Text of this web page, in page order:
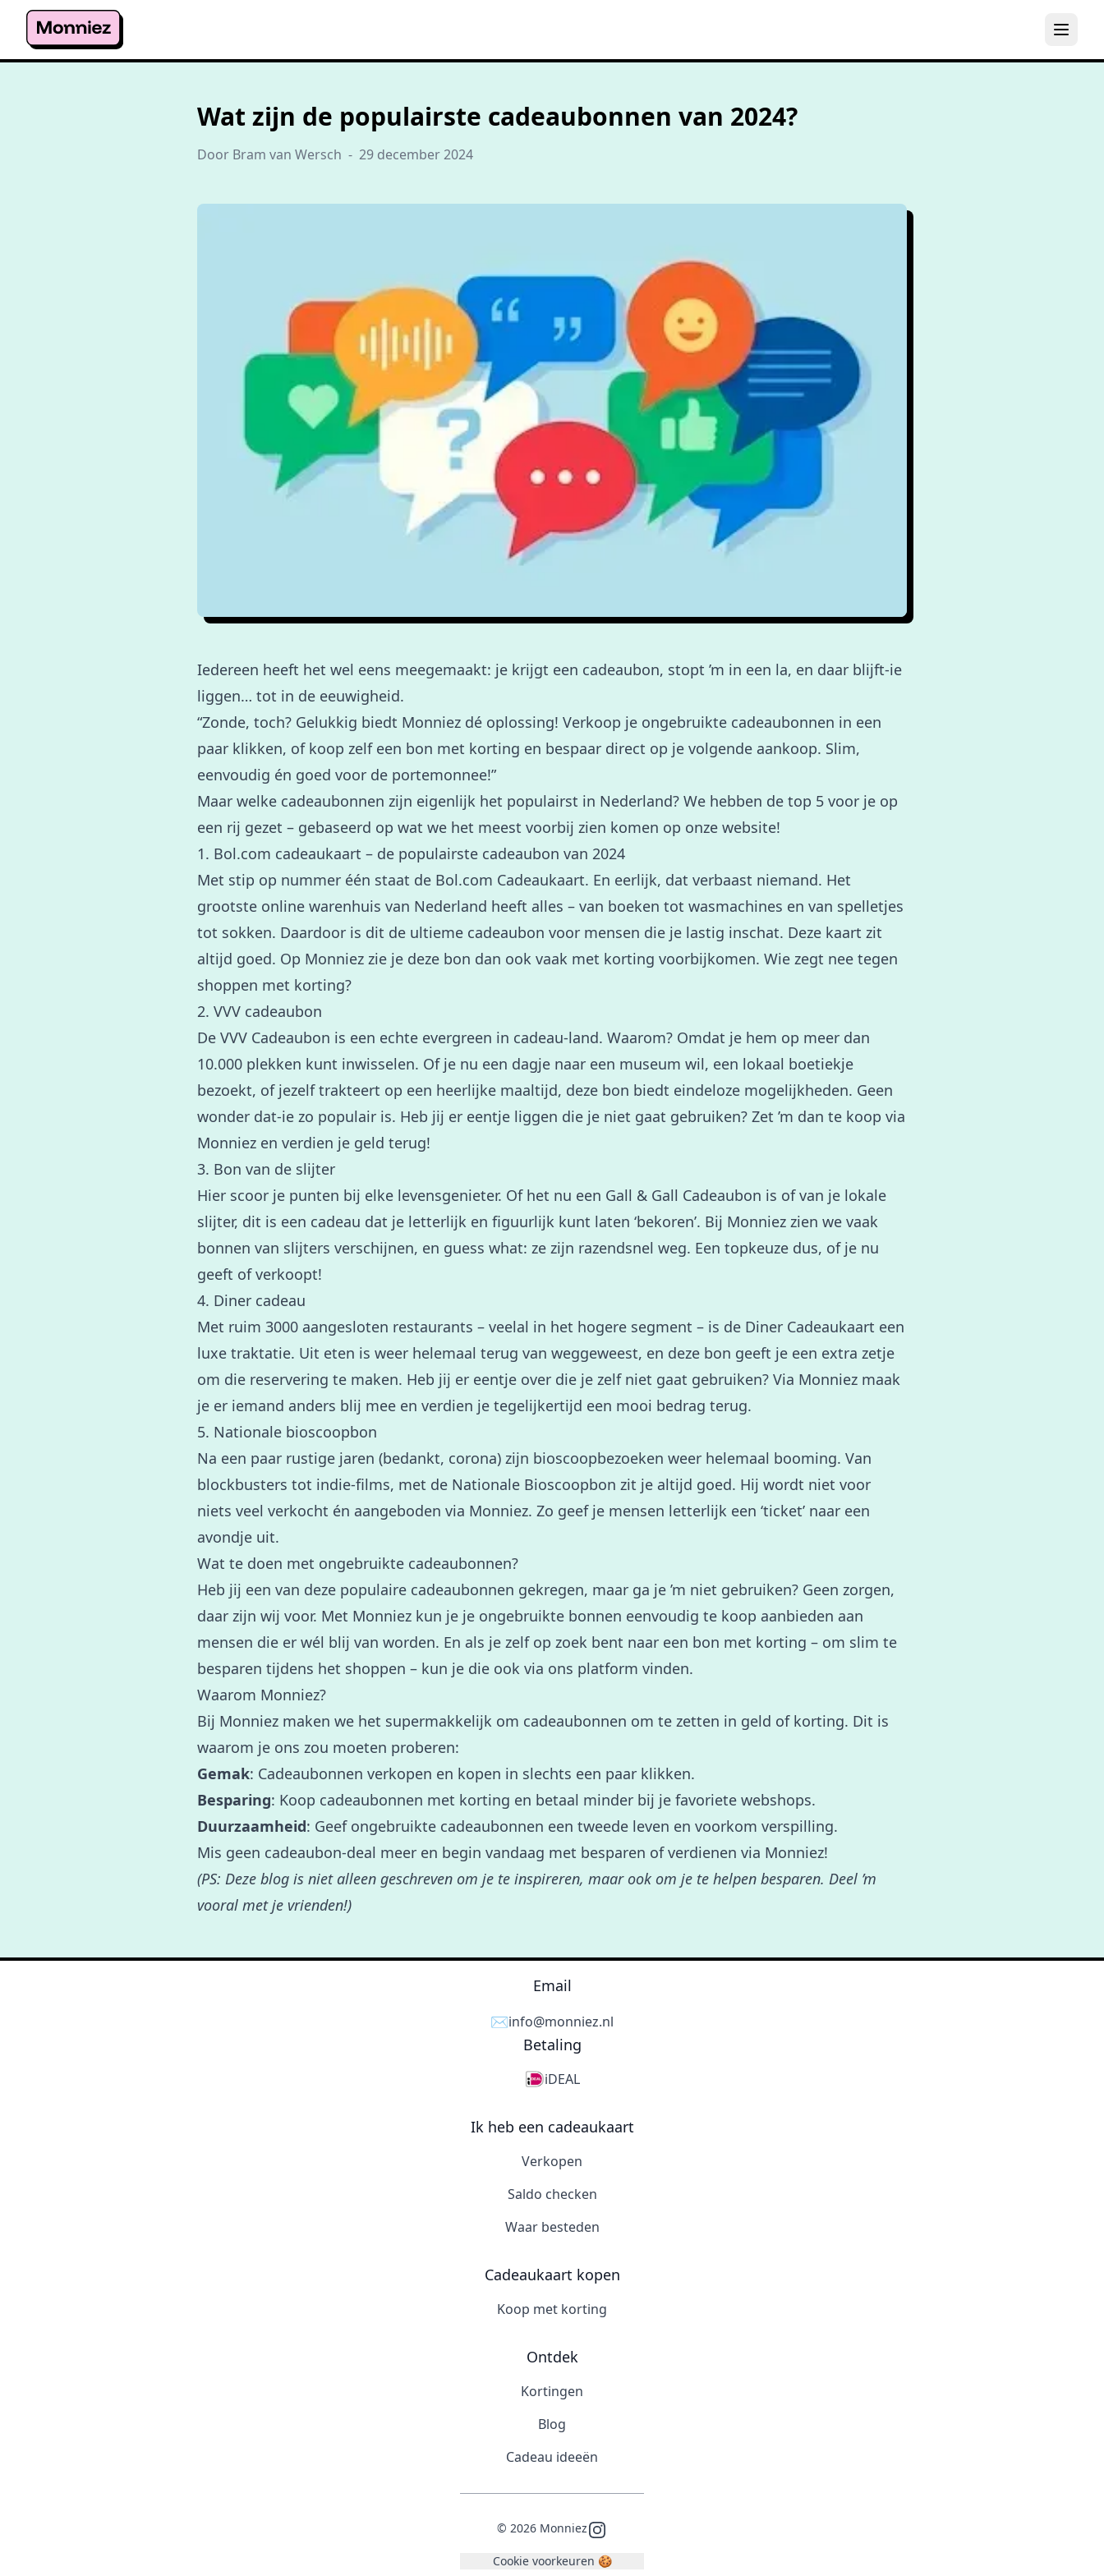
Wat zijn de populairste cadeaubonnen van 2024?
Door Bram van Wersch - 29 december 2024
Iedereen heeft het wel eens meegemaakt: je krijgt een cadeaubon, stopt ’m in een la, en daar blijft-ie
liggen… tot in de eeuwigheid.
“Zonde, toch? Gelukkig biedt Monniez dé oplossing! Verkoop je ongebruikte cadeaubonnen in een
paar klikken, of koop zelf een bon met korting en bespaar direct op je volgende aankoop. Slim,
eenvoudig én goed voor de portemonnee!”
Maar welke cadeaubonnen zijn eigenlijk het populairst in Nederland? We hebben de top 5 voor je op
een rij gezet – gebaseerd op wat we het meest voorbij zien komen op onze website!
1. Bol.com cadeaukaart – de populairste cadeaubon van 2024
Met stip op nummer één staat de Bol.com Cadeaukaart. En eerlijk, dat verbaast niemand. Het
grootste online warenhuis van Nederland heeft alles – van boeken tot wasmachines en van spelletjes
tot sokken. Daardoor is dit de ultieme cadeaubon voor mensen die je lastig inschat. Deze kaart zit
altijd goed. Op Monniez zie je deze bon dan ook vaak met korting voorbijkomen. Wie zegt nee tegen
shoppen met korting?
2. VVV cadeaubon
De VVV Cadeaubon is een echte evergreen in cadeau-land. Waarom? Omdat je hem op meer dan
10.000 plekken kunt inwisselen. Of je nu een dagje naar een museum wil, een lokaal boetiekje
bezoekt, of jezelf trakteert op een heerlijke maaltijd, deze bon biedt eindeloze mogelijkheden. Geen
wonder dat-ie zo populair is. Heb jij er eentje liggen die je niet gaat gebruiken? Zet ’m dan te koop via
Monniez en verdien je geld terug!
3. Bon van de slijter
Hier scoor je punten bij elke levensgenieter. Of het nu een Gall & Gall Cadeaubon is of van je lokale
slijter, dit is een cadeau dat je letterlijk en figuurlijk kunt laten ‘bekoren’. Bij Monniez zien we vaak
bonnen van slijters verschijnen, en guess what: ze zijn razendsnel weg. Een topkeuze dus, of je nu
geeft of verkoopt!
4. Diner cadeau
Met ruim 3000 aangesloten restaurants – veelal in het hogere segment – is de Diner Cadeaukaart een
luxe traktatie. Uit eten is weer helemaal terug van weggeweest, en deze bon geeft je een extra zetje
om die reservering te maken. Heb jij er eentje over die je zelf niet gaat gebruiken? Via Monniez maak
je er iemand anders blij mee en verdien je tegelijkertijd een mooi bedrag terug.
5. Nationale bioscoopbon
Na een paar rustige jaren (bedankt, corona) zijn bioscoopbezoeken weer helemaal booming. Van
blockbusters tot indie-films, met de Nationale Bioscoopbon zit je altijd goed. Hij wordt niet voor
niets veel verkocht én aangeboden via Monniez. Zo geef je mensen letterlijk een ‘ticket’ naar een
avondje uit.
Wat te doen met ongebruikte cadeaubonnen?
Heb jij een van deze populaire cadeaubonnen gekregen, maar ga je ’m niet gebruiken? Geen zorgen,
daar zijn wij voor. Met Monniez kun je je ongebruikte bonnen eenvoudig te koop aanbieden aan
mensen die er wél blij van worden. En als je zelf op zoek bent naar een bon met korting – om slim te
besparen tijdens het shoppen – kun je die ook via ons platform vinden.
Waarom Monniez?
Bij Monniez maken we het supermakkelijk om cadeaubonnen om te zetten in geld of korting. Dit is
waarom je ons zou moeten proberen:
Gemak: Cadeaubonnen verkopen en kopen in slechts een paar klikken.
Besparing: Koop cadeaubonnen met korting en betaal minder bij je favoriete webshops.
Duurzaamheid: Geef ongebruikte cadeaubonnen een tweede leven en voorkom verspilling.
Mis geen cadeaubon-deal meer en begin vandaag met besparen of verdienen via Monniez!
(PS: Deze blog is niet alleen geschreven om je te inspireren, maar ook om je te helpen besparen. Deel ’m
vooral met je vrienden!)
Email
✉️info@monniez.nl
Betaling
iDEAL
Ik heb een cadeaukaart
Verkopen
Saldo checken
Waar besteden
Cadeaukaart kopen
Koop met korting
Ontdek
Kortingen
Blog
Cadeau ideeën
© 2026 MonniezInstagram
Cookie voorkeuren 🍪